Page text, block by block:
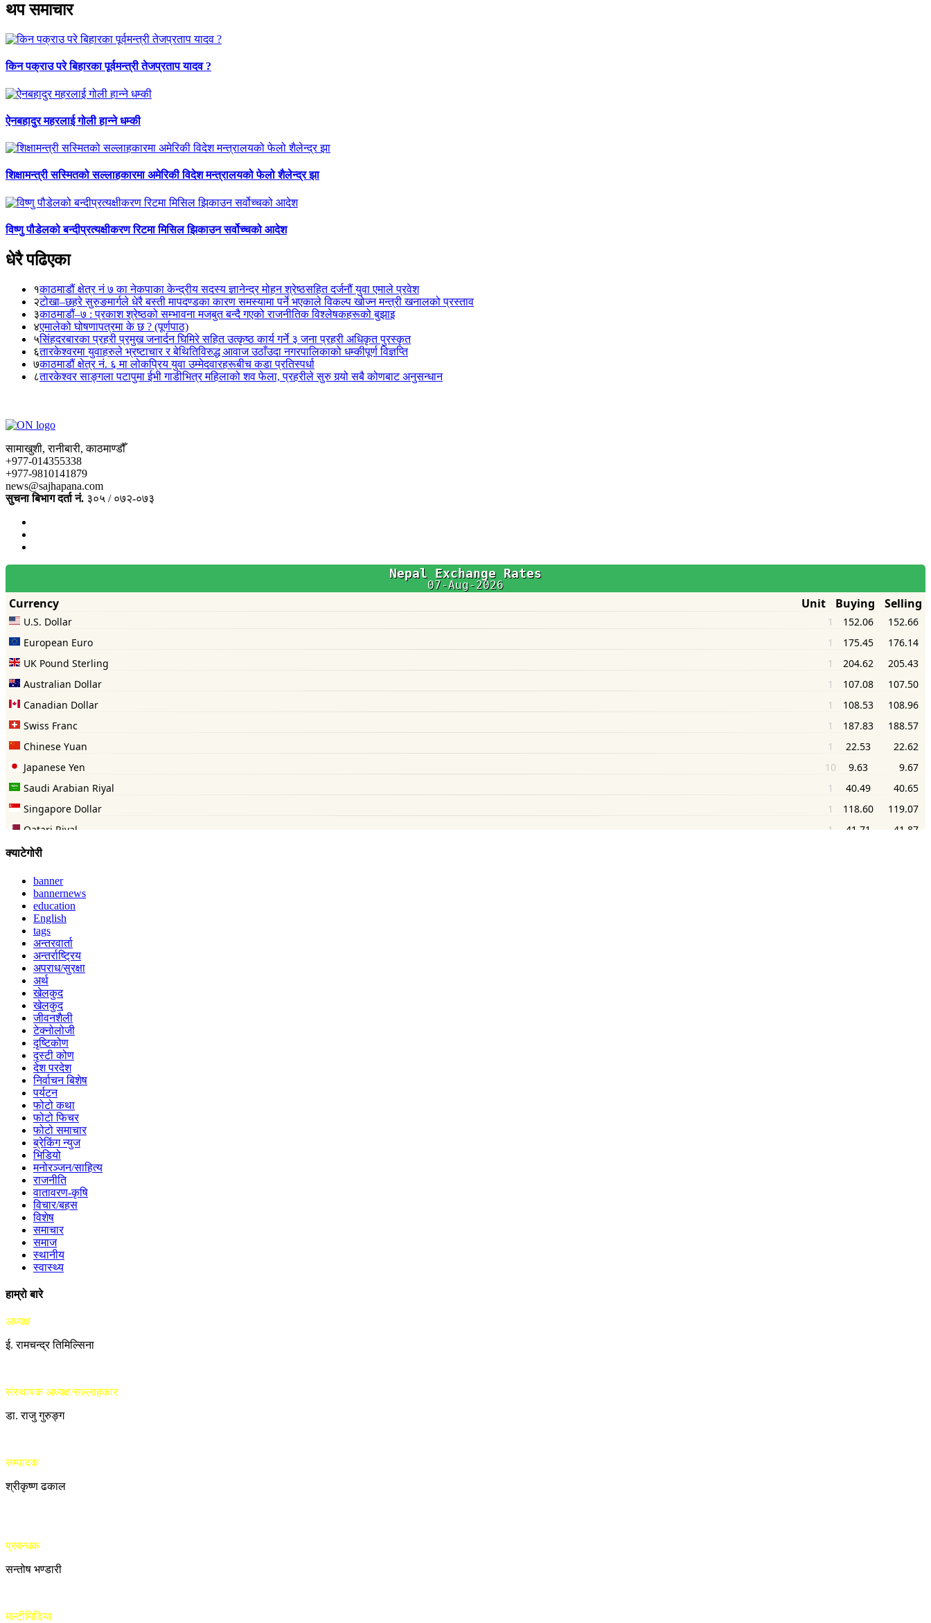
थप समाचार
किन पक्राउ परे बिहारका पूर्वमन्त्री तेजप्रताप यादव ?
ऐनबहादुर महरलाई गोली हान्ने धम्की
शिक्षामन्त्री सस्मितको सल्लाहकारमा अमेरिकी विदेश मन्त्रालयको फेलो शैलेन्द्र झा
विष्णु पौडेलको बन्दीप्रत्यक्षीकरण रिटमा मिसिल झिकाउन सर्वोच्चको आदेश
धेरै पढिएका
१काठमाडौं क्षेत्र नं ७ का नेकपाका केन्द्रीय सदस्य ज्ञानेन्द्र मोहन श्रेष्ठसहित दर्जनौं युवा एमाले प्रवेश
२टोखा–छहरे सुरुङमार्गले धेरै बस्ती मापदण्डका कारण समस्यामा पर्ने भएकाले विकल्प खोज्न मन्त्री खनालको प्रस्ताव
३काठमाडौं–७ : प्रकाश श्रेष्ठको सम्भावना मजबुत बन्दै गएको राजनीतिक विश्लेषकहरूको बुझाइ
४एमालेको घोषणापत्रमा के छ ? (पूर्णपाठ)
५सिंहदरबारका प्रहरी प्रमुख जनार्दन घिमिरे सहित उत्कृष्ठ कार्य गर्ने ३ जना प्रहरी अधिकृत पुरस्कृत
६तारकेश्वरमा युवाहरुले भ्रष्टाचार र बेथितिविरुद्ध आवाज उठाँउदा नगरपालिकाको धम्कीपूर्ण विज्ञप्ति
७काठमाडौं क्षेत्र नं. ६ मा लोकप्रिय युवा उम्मेदवारहरूबीच कडा प्रतिस्पर्धा
८तारकेश्वर साङ्गला पटापुमा ईभी गाडीभित्र महिलाको शव फेला, प्रहरीले सुरु गर्‍यो सबै कोणबाट अनुसन्धान
सामाखुशी, रानीबारी, काठमाण्डौँ
+977-014355338
+977-9810141879
news@sajhapana.com
सुचना बिभाग दर्ता नं. ३०५ / ०७२-०७३
क्याटेगोरी
banner
bannernews
education
English
tags
अन्तरवार्ता
अन्तर्राष्ट्रिय
अपराध/सुरक्षा
अर्थ
खेलकुद
खेलकुद
जीवनशैली
टेक्नोलोजी
दृष्टिकोण
दृस्टी कोण
देश परदेश
निर्वाचन बिशेष
पर्यटन
फोटो कथा
फोटो फिचर
फोटो समाचार
ब्रेकिंग न्युज
भिडियो
मनोरञ्जन/साहित्य
राजनीति
वातावरण-कृषि
विचार/बहस
विशेष
समाचार
समाज
स्थानीय
स्वास्थ्य
हाम्रो बारे
अध्यक्ष
ई. रामचन्द्र तिमिल्सिना
संस्थापक अध्यक्ष/सल्लाहकार
डा. राजु गुरुङ्ग
सम्पादक
श्रीकृष्ण ढकाल
प्रबन्धक
सन्तोष भण्डारी
मल्टीमिडिया